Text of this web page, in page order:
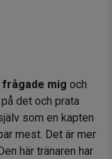
mig och
det och prata
som en kapten
mest. Det är mer
här tränaren har